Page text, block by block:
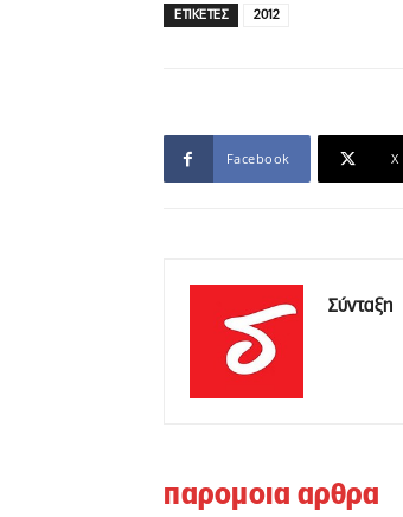
ΕΤΙΚΕΤΕΣ 2012
Facebook X
Σύνταξη
παρομοια αρθρα